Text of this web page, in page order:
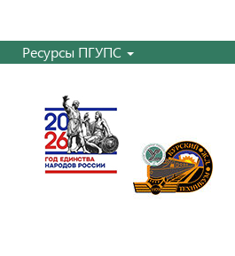
Ресурсы ПГУПС